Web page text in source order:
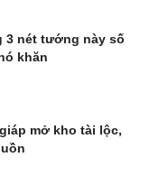
3 nét tướng này số
khăn
mở kho tài lộc,